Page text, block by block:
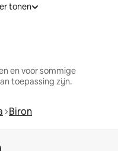
tonen
en voor sommige
toepassing zijn.
Biron